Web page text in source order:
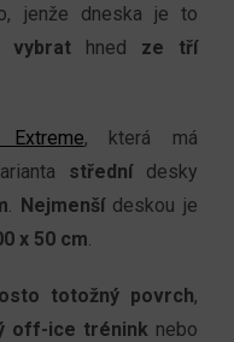
jenže dneska je to
vybrathned ze tří
, která má
střednídesky
. Nejmenší deskou je
x 50 cm.
totožný povrch,
off-ice trénink nebo